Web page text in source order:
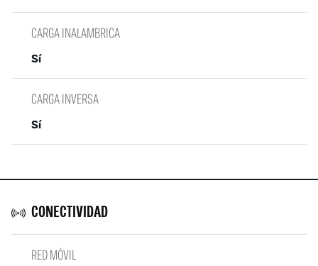
CARGA INALAMBRICA
Sí
CARGA INVERSA
Sí
CONECTIVIDAD
RED MÓVIL